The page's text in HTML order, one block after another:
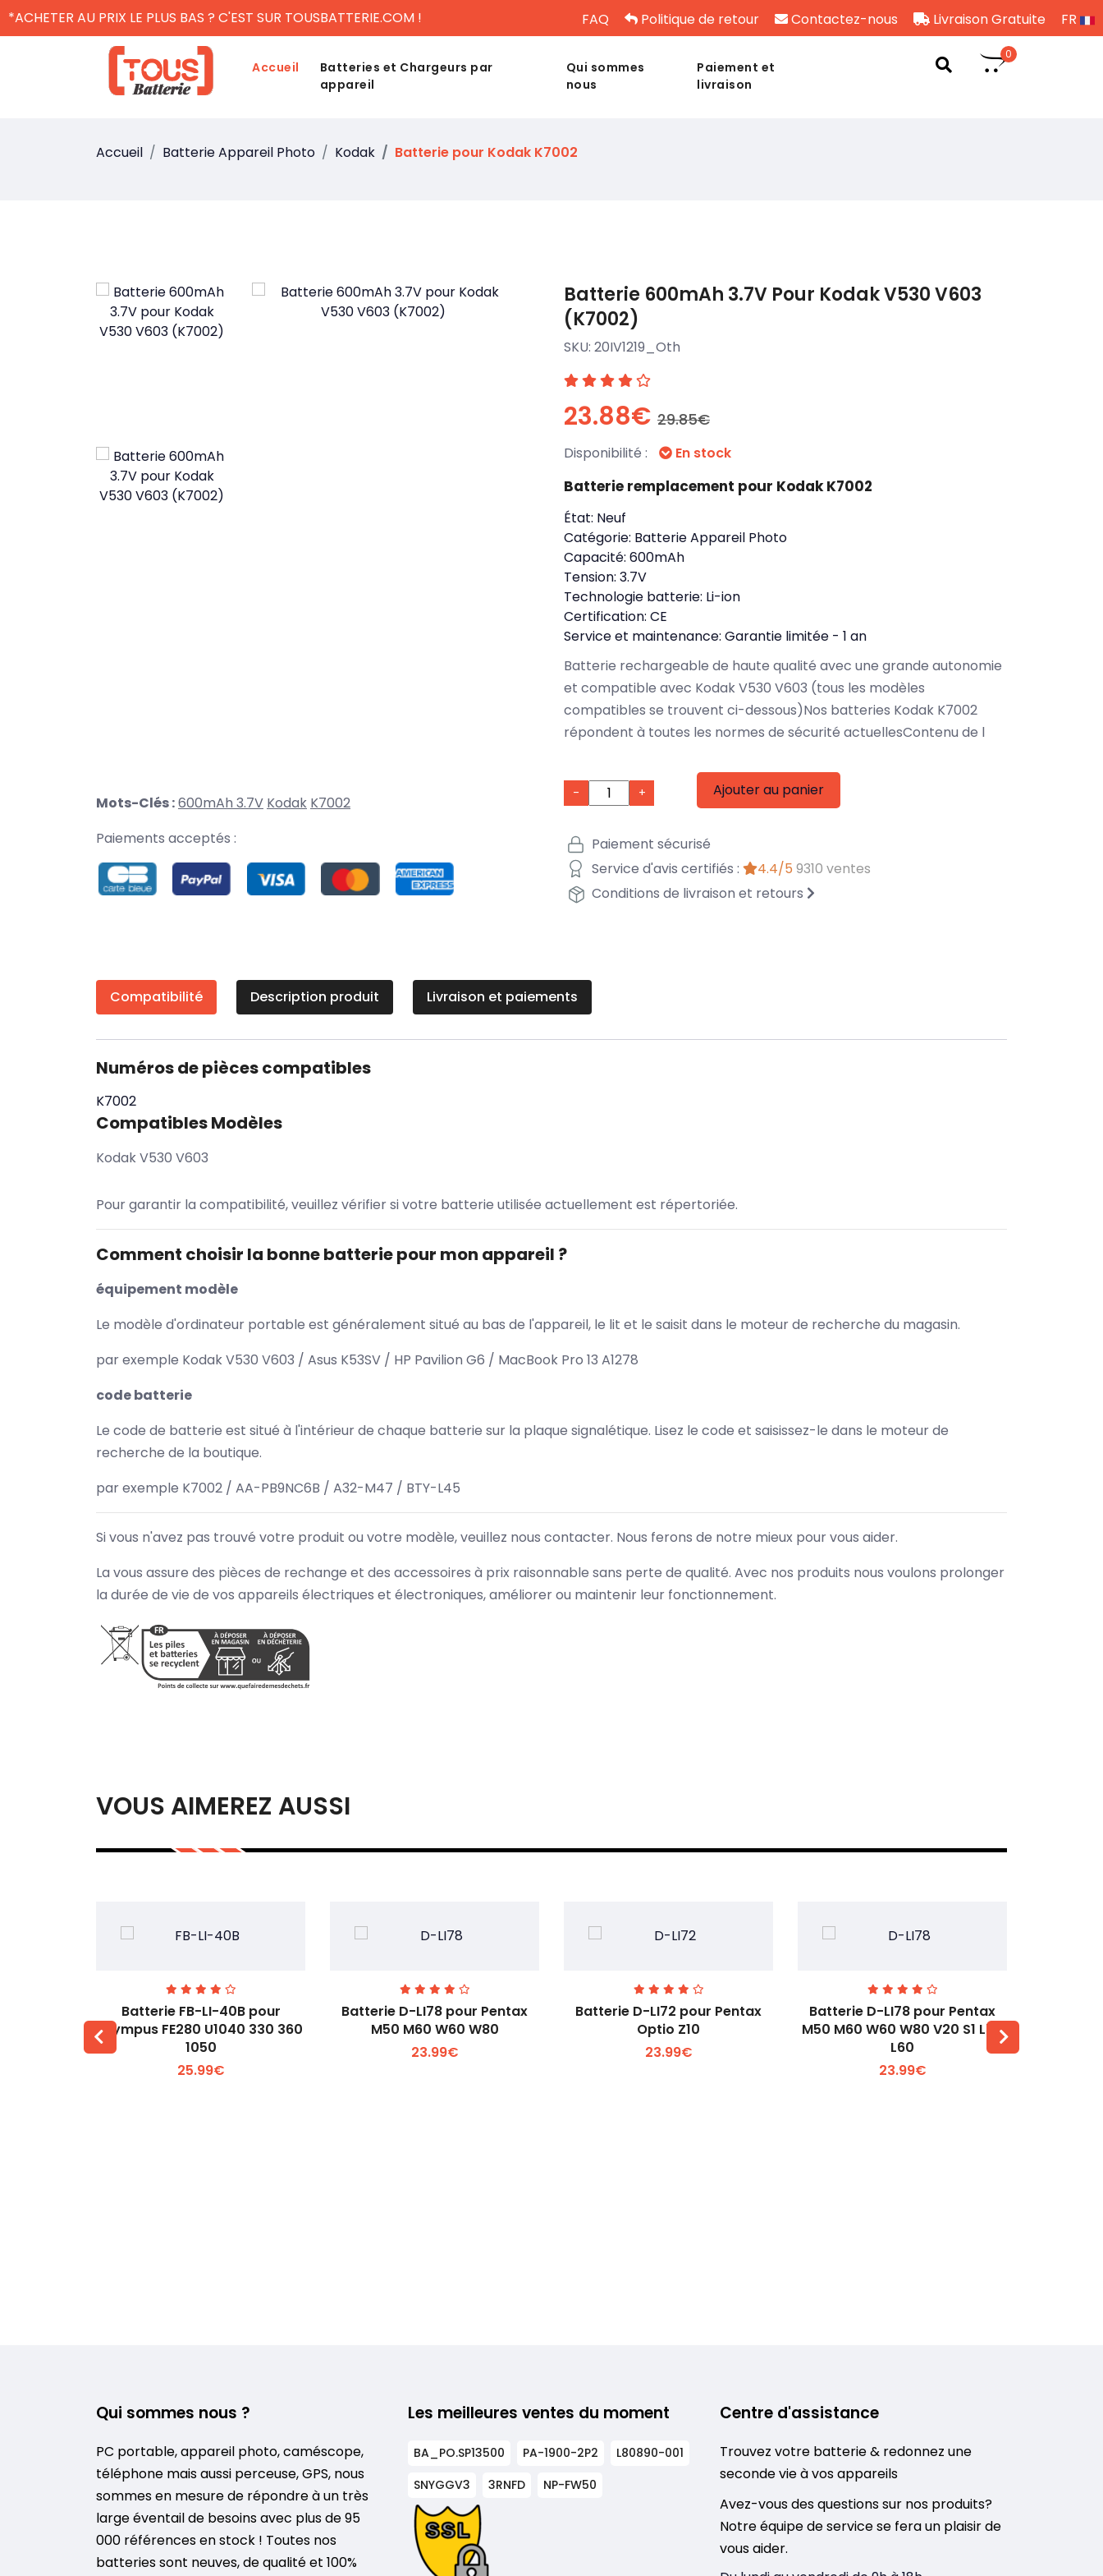
*ACHETER AU PRIX LE PLUS BAS ? C'EST SUR TOUSBATTERIE.COM ! FAQ Politique de retour Contactez-nous Livraison Gratuite FR
Accueil
Batteries et Chargeurs par
appareil
Qui sommes
nous
Paiement et
livraison
0
Accueil Batterie Appareil Photo Kodak Batterie pour Kodak K7002
Mots-Clés :600mAh 3.7V Kodak K7002
Paiements acceptés :
Batterie 600mAh 3.7V Pour Kodak V530 V603
(K7002)
SKU: 20IV1219_Oth
23.88€ 29.85€
Disponibilité : En stock
Batterie remplacement pour Kodak K7002
État: Neuf
Catégorie: Batterie Appareil Photo
Capacité: 600mAh
Tension: 3.7V
Technologie batterie: Li-ion
Certification: CE
Service et maintenance: Garantie limitée - 1 an
Batterie rechargeable de haute qualité avec une grande autonomie
et compatible avec Kodak V530 V603 (tous les modèles
compatibles se trouvent ci-dessous)Nos batteries Kodak K7002
répondent à toutes les normes de sécurité actuellesContenu de l
- + Ajouter au panier
Paiement sécurisé
Service d'avis certifiés :
4.4/5 9310 ventes
Conditions de livraison et retours
Compatibilité Description produit Livraison et paiements
Numéros de pièces compatibles
K7002
Compatibles Modèles
Kodak V530 V603
Pour garantir la compatibilité, veuillez vérifier si votre batterie utilisée actuellement est répertoriée.
Comment choisir la bonne batterie pour mon appareil ?
équipement modèle
Le modèle d'ordinateur portable est généralement situé au bas de l'appareil, le lit et le saisit dans le moteur de recherche du magasin.
par exemple Kodak V530 V603 / Asus K53SV / HP Pavilion G6 / MacBook Pro 13 A1278
code batterie
Le code de batterie est situé à l'intérieur de chaque batterie sur la plaque signalétique. Lisez le code et saisissez-le dans le moteur de
recherche de la boutique.
par exemple K7002 / AA-PB9NC6B / A32-M47 / BTY-L45
Si vous n'avez pas trouvé votre produit ou votre modèle, veuillez nous contacter. Nous ferons de notre mieux pour vous aider.
La vous assure des pièces de rechange et des accessoires à prix raisonnable sans perte de qualité. Avec nos produits nous voulons prolonger
la durée de vie de vos appareils électriques et électroniques, améliorer ou maintenir leur fonctionnement.
VOUS AIMEREZ AUSSI
Voir plus +
Batterie FB-LI-40B pour
Olympus FE280 U1040 330 360
1050
25.99€
Voir plus +
Batterie D-LI78 pour Pentax
M50 M60 W60 W80
23.99€
Voir plus +
Batterie D-LI72 pour Pentax
Optio Z10
23.99€
Voir plus +
Batterie D-LI78 pour Pentax
M50 M60 W60 W80 V20 S1 L50
L60
23.99€
Qui sommes nous ?
PC portable, appareil photo, caméscope,
téléphone mais aussi perceuse, GPS, nous
sommes en mesure de répondre à un très
large éventail de besoins avec plus de 95
000 références en stock ! Toutes nos
batteries sont neuves, de qualité et 100%
Les meilleures ventes du moment
BA_PO.SP13500 PA-1900-2P2
L80890-001
SNYGGV3
3RNFD NP-FW50
Centre d'assistance
Trouvez votre batterie & redonnez une
seconde vie à vos appareils
Avez-vous des questions sur nos produits?
Notre équipe de service se fera un plaisir de
vous aider.